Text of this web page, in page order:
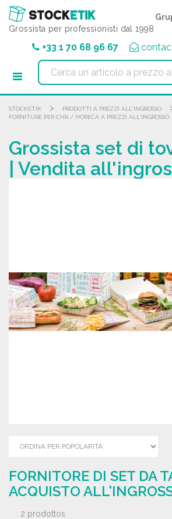
Grossista per professionisti dal 1998
+33 1 70 68 96 67
STOCKETIK > PRODOTTI A PREZZI ALL'INGROSSO
FORNITURE PER CHR / HORECA A PREZZI ALL'INGROSSO
Grossista set di
| Vendita
FORNITORE DI SET DA
ACQUISTO
2 prodottos
Pannello di gestione dei cookies